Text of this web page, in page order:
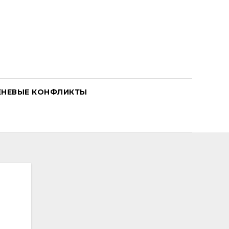
КОНФЛИКТЫ